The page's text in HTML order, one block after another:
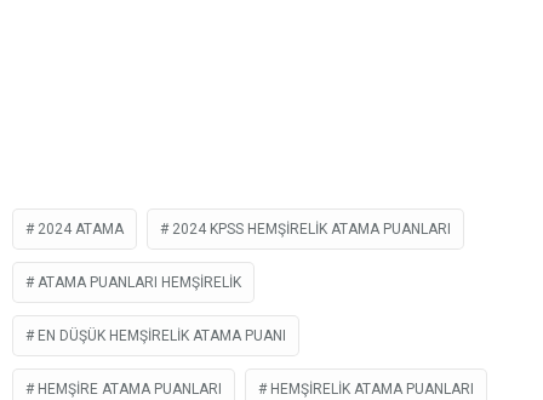
2024 ATAMA 2024 KPSS HEMŞIRELIK ATAMA PUANLARI
ATAMA PUANLARI HEMŞIRELIK
EN DÜŞÜK HEMŞIRELIK ATAMA PUANI
HEMŞIRE ATAMA PUANLARI HEMŞIRELIK ATAMA PUANLARI